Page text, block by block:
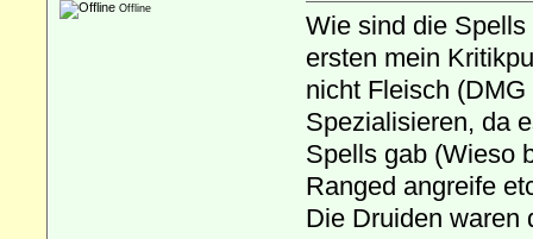
Offline
Wie sind die
ersten mein
nicht Fleisch
Spezialisieren, da
Spells gab (Wieso
Ranged angreife
Die Druiden waren